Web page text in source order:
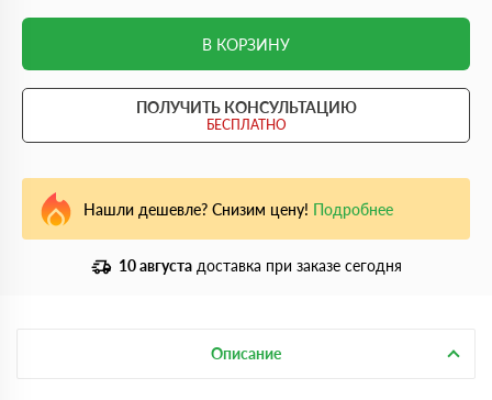
В КОРЗИНУ
ПОЛУЧИТЬ КОНСУЛЬТАЦИЮ
БЕСПЛАТНО
Нашли дешевле? Снизим цену! Подробнее
10 августа доставка при заказе сегодня
Описание